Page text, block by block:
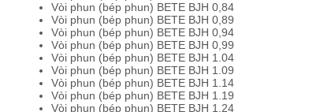
Vòi phun (bép phun) BETE BJH 0,84
Vòi phun (bép phun) BETE BJH 0,89
Vòi phun (bép phun) BETE BJH 0,94
Vòi phun (bép phun) BETE BJH 0,99
Vòi phun (bép phun) BETE BJH 1.04
Vòi phun (bép phun) BETE BJH 1.09
Vòi phun (bép phun) BETE BJH 1.14
Vòi phun (bép phun) BETE BJH 1.19
Vòi phun (bép phun) BETE BJH 1.24